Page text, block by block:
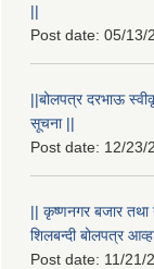
||
Post date: 05/13/
||बोलपत्र दरभाऊ
सूचना ||
Post date: 12/23/
|| कृष्णनगर बजार तथा
शिलबन्दी बोलपत्र
Post date: 11/21/